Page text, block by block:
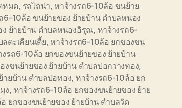
หมด, รถไถน่า, หาจ้างรถ6-10ล้อ ขนย้าย
6-10ล้อ ขนย้ายของ ย้ายบ้าน ตำบลหนอง
ง ย้ายบ้าน ตำบลหนองอิรุณ, หาจ้างรถ6-
ตะเคียนเตี้ย, หาจ้างรถ6-10ล้อ ยกของขน
งรถ6-10ล้อ ยกของขนย้ายของ ย้ายบ้าน
งขนย้ายของ ย้ายบ้าน ตำบลบ่อกวางทอง,
ายบ้าน ตำบลบ่อทอง, หาจ้างรถ6-10ล้อ ยก
ง, หาจ้างรถ6-10ล้อ ยกของขนย้ายของ ย้าย
ยกของขนย้ายของ ย้ายบ้าน ตำบลวัด